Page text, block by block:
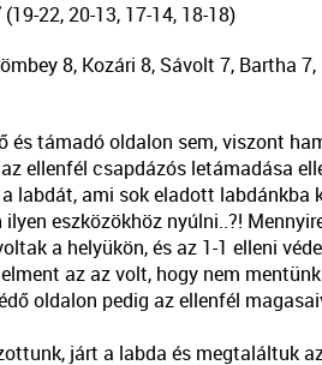
(19-22, 20-13, 17-14, 18-18)
8, Kozári 8, Sávolt 7, Bartha
és támadó oldalon sem, viszont
ellenfél csapdázós letámadása
labdát, ami sok eladott labdánkba
eszközökhöz nyúlni..?!
a helyükön, és az 1-1 elleni
az az volt, hogy nem
oldalon pedig az ellenfél
járt a labda és megtaláltuk